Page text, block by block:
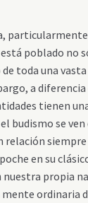
poblado no
toda una vasta
a
tienen
budismo se
relación siempre
en su
nuestra propia
ordinaria